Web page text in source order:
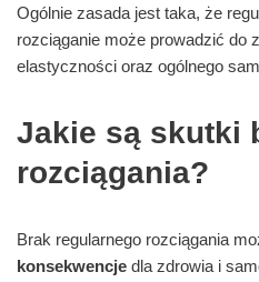
Ogólnie zasada jest taka, że
rozciąganie może prowadzić do
elastyczności oraz ogólnego
Jakie są skutki
rozciągania?
Brak regularnego rozciągania
konsekwencje dla zdrowia i